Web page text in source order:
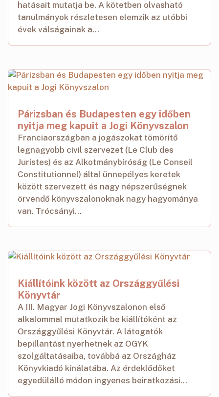
hatásait mutatja be. A kötetben olvasható
tanulmányok részletesen elemzik az utóbbi
évek válságainak a...
Párizsban és Budapesten egy időben
nyitja meg kapuit a Jogi Könyvszalon
Franciaországban a jogászokat tömörítő
legnagyobb civil szervezet (Le Club des
Juristes) és az Alkotmánybíróság (Le Conseil
Constitutionnel) által ünnepélyes keretek
között szervezett és nagy népszerűségnek
örvendő könyvszalonoknak nagy hagyománya
van. Trócsányi...
Kiállítóink között az Országgyűlési
Könyvtár
A III. Magyar Jogi Könyvszalonon első
alkalommal mutatkozik be kiállítóként az
Országgyűlési Könyvtár. A látogatók
bepillantást nyerhetnek az OGYK
szolgáltatásaiba, továbbá az Országház
Könyvkiadó kínálatába. Az érdeklődőket
egyedülálló módon ingyenes beiratkozási...